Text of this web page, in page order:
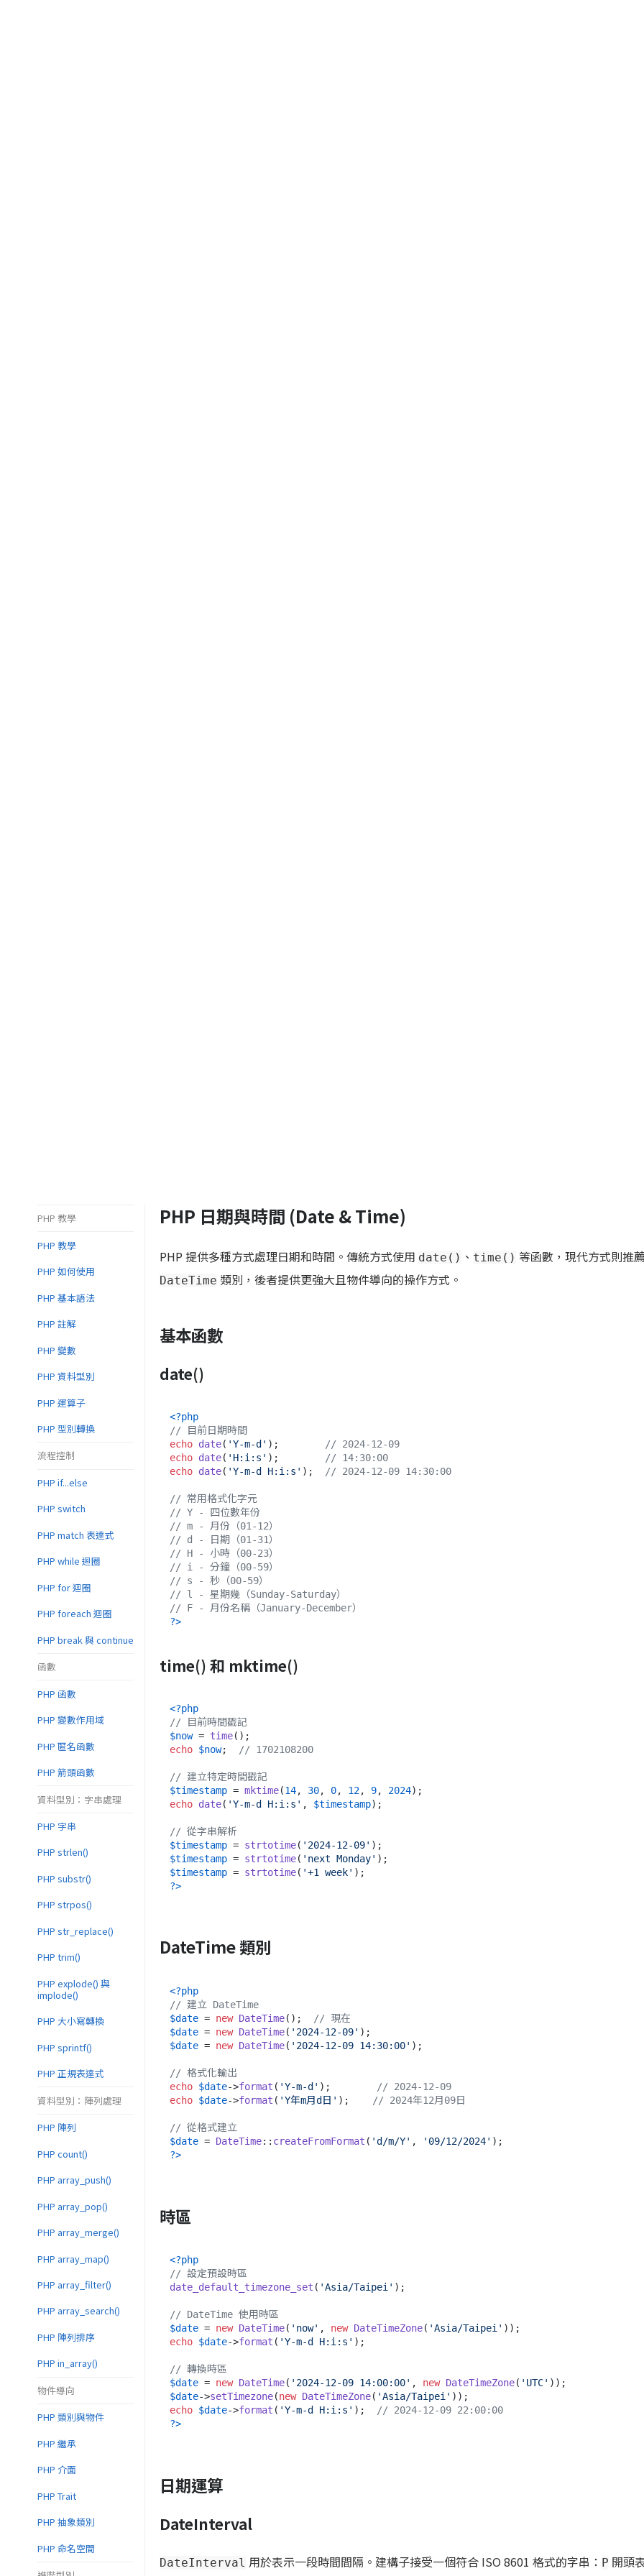
PHP 日期與時間 (Date & Time)
PHP 提供多種方式處理日期和時間。傳統方式使用 date() 、 time() 等函數，現代方式則推
DateTime 類別，後者提供更強大且物件導向的操作方式。
基本函數
date()
<?php
// 目前日期時間
echo date( 'Y-m-d' );
// 2024-12-09
echo date( 'H:i:s' );
// 14:30:00
echo date( 'Y-m-d H:i:s' ); // 2024-12-09 14:30:00
// 常用格式化字元
// Y - 四位數年份
// m - 月份（01-12）
// d - 日期（01-31）
// H - 小時（00-23）
// i - 分鐘（00-59）
// s - 秒（00-59）
// l - 星期幾（Sunday-Saturday）
// F - 月份名稱（January-December）
?>
time() 和 mktime()
<?php
// 目前時間戳記
$now = time
echo $now; // 1702108200
// 建立特定時間戳記
$timestamp = mktime(14, 30, 0, 12, 9, 2024
echo date( 'Y-m-d H:i:s' , $timestamp);
// 從字串解析
$timestamp = strtotime( '2024-12-09'
$timestamp = strtotime( 'next Monday'
$timestamp = strtotime( '+1 week'
?>
DateTime 類別
<?php
// 建立 DateTime
$date = new DateTime();
// 現在
$date = new DateTime( '2024-12-09'
$date = new DateTime( '2024-12-09 14:30:00' );
// 格式化輸出
echo $date->format ( 'Y-m-d' );
// 2024-12-09
echo $date->format ( 'Y年m月d日' ); // 2024年12月09日
// 從格式建立
$date = DateTime:: createFromFormat ( 'd/m/Y' , '09/12/2024'
?>
時區
<?php
// 設定預設時區
date_default_timezone_set ( 'Asia/Taipei' );
// DateTime 使用時區
$date = new DateTime( 'now' , new DateTimeZone( 'Asia/Taipei'
echo $date->format ( 'Y-m-d H:i:s' );
// 轉換時區
$date = new DateTime( '2024-12-09 14:00:00' , new DateTimeZone( 'UTC'
$date->setTimezone(new DateTimeZone( 'Asia/Taipei'
echo $date->format ( 'Y-m-d H:i:s' );
// 2024-12-09 22:00:00
?>
日期運算
DateInterval
DateInterval 用於表示一段時間間隔。建構子接受一個符合 ISO 8601 格式的字串： P 開頭
PHP 教學
PHP 教學
PHP 如何使用
PHP 基本語法
PHP 註解
PHP 變數
PHP 資料型別
PHP 運算子
PHP 型別轉換
流程控制
PHP if...else
PHP switch
PHP match 表達式
PHP while 迴圈
PHP for 迴圈
PHP foreach 迴圈
PHP break 與 continue
函數
PHP 函數
PHP 變數作用域
PHP 匿名函數
PHP 箭頭函數
資料型別：字串處理
PHP 字串
PHP strlen()
PHP substr()
PHP strpos()
PHP str_replace()
PHP trim()
PHP explode() 與
implode()
PHP 大小寫轉換
PHP sprintf()
PHP 正規表達式
資料型別：陣列處理
PHP 陣列
PHP count()
PHP array_push()
PHP array_pop()
PHP array_merge()
PHP array_map()
PHP array_filter()
PHP array_search()
PHP 陣列排序
PHP in_array()
物件導向
PHP 類別與物件
PHP 繼承
PHP 介面
PHP Trait
PHP 抽象類別
PHP 命名空間